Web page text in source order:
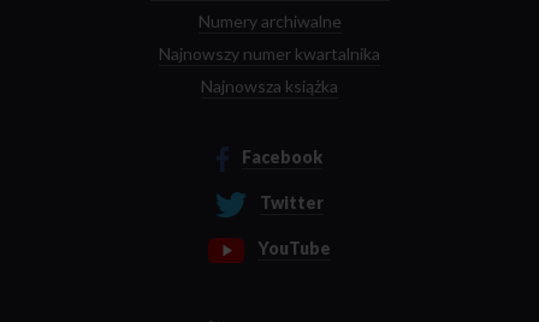
Numery archiwalne
Najnowszy numer kwartalnika
Najnowsza książka
Facebook
Twitter
YouTube